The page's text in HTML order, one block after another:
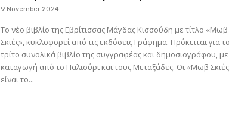
9 November 2024
Το νέο βιβλίο της Εβρίτισσας Μάγδας Κισσούδη με τίτλο «Μωβ
Σκιές», κυκλοφορεί από τις εκδόσεις Γράφημα. Πρόκειται για το
τρίτο συνολικά βιβλίο της συγγραφέας και δημοσιογράφου, με
καταγωγή από το Παλιούρι και τους Μεταξάδες. Οι «Μωβ
είναι το...